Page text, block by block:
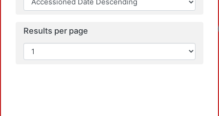
Results per page